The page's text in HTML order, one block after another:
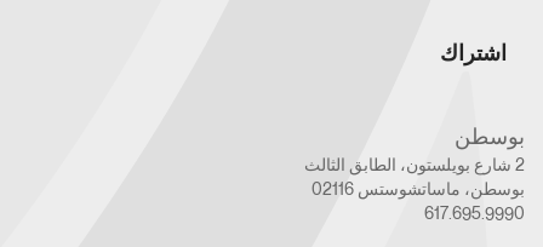
اشتراك
بوسطن
2 شارع بويلستون، الطابق الثالث
بوسطن، ماساتشوستس 02116
617.695.9990